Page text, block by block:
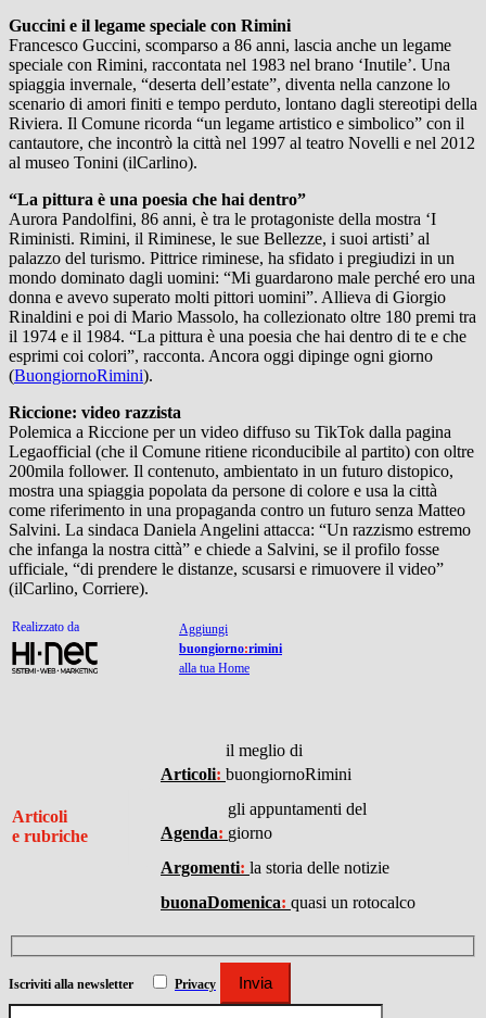
Guccini e il legame speciale con Rimini
Francesco Guccini, scomparso a 86 anni, lascia anche un legame
speciale con Rimini, raccontata nel 1983 nel brano ‘Inutile’. Una
spiaggia invernale, “deserta dell’estate”, diventa nella canzone lo
scenario di amori finiti e tempo perduto, lontano dagli stereotipi della
Riviera. Il Comune ricorda “un legame artistico e simbolico” con il
cantautore, che incontrò la città nel 1997 al teatro Novelli e nel 2012
al museo Tonini (ilCarlino).
“La pittura è una poesia che hai dentro”
Aurora Pandolfini, 86 anni, è tra le protagoniste della mostra ‘I
Riministi. Rimini, il Riminese, le sue Bellezze, i suoi artisti’ al
palazzo del turismo. Pittrice riminese, ha sfidato i pregiudizi in un
mondo dominato dagli uomini: “Mi guardarono male perché ero una
donna e avevo superato molti pittori uomini”. Allieva di Giorgio
Rinaldini e poi di Mario Massolo, ha collezionato oltre 180 premi tra
il 1974 e il 1984. “La pittura è una poesia che hai dentro di te e che
esprimi coi colori”, racconta. Ancora oggi dipinge ogni giorno
(BuongiornoRimini).
Riccione: video razzista
Polemica a Riccione per un video diffuso su TikTok dalla pagina
Legaofficial (che il Comune ritiene riconducibile al partito) con oltre
200mila follower. Il contenuto, ambientato in un futuro distopico,
mostra una spiaggia popolata da persone di colore e usa la città
come riferimento in una propaganda contro un futuro senza Matteo
Salvini. La sindaca Daniela Angelini attacca: “Un razzismo estremo
che infanga la nostra città” e chiede a Salvini, se il profilo fosse
ufficiale, “di prendere le distanze, scusarsi e rimuovere il video”
(ilCarlino, Corriere).
Realizzato da
Aggiungi
buongiorno:rimini
alla tua Home
Articoli
e rubriche
Articoli:
il meglio di
buongiornoRimini
Agenda:
gli appuntamenti del
giorno
Argomenti: la storia delle notizie
buonaDomenica: quasi un rotocalco
Iscriviti alla newsletter Privacy